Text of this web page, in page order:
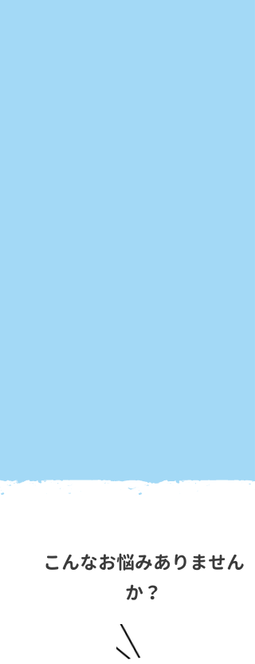
こんなお悩みありません
か？